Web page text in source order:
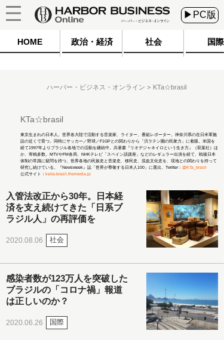
▶PC版
HOME 政治・経済 社会 国際
ハーバー・ビジネス・オンライン KTa☆brasil
KTa☆brasil
東京生まれの日本人。世界各大陸で活動する音楽家、ライター、番組レポーター。神奈川県の在日米軍施
設の近くで育つ。同時にサッカー／野球／F1GPとの関わりから「汎ラテン圏の民衆力」に着眼。米国を
経て1997年よりブラジル各地での活動を継続中。共著書『リオデジャネイロという生き方』（双葉社）ほ
か、寄稿多数。MTVやFM各局、NHKテレビ「スペイン語講座」などのレギュラー出演を経て、戦後日本
体制の常識に疑問を持つ。世界各地の民族史と音楽史、移民史、混血文化史を、現地との関わりを持って
研究し続けている。『Newsweek』誌「世界が尊敬する日本人100」に選出。Twitter： @KTa_brasil
公式サイト： keita-brasil.themedia.jp
入管法改正から30年。日本経
済を支え続けてきた「日系ブ
ラジル人」の再評価を
2020.08.06 社会
感染者数が123万人を突破した
ブラジルの「コロナ禍」報道
は正しいのか？
2020.06.26 国際